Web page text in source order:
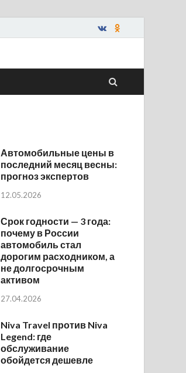
Автомобильные цены в
последний месяц весны:
прогноз экспертов
12.05.2026
Срок годности — 3 года:
почему в России
автомобиль стал
дорогим расходником, а
не долгосрочным
активом
27.04.2026
Niva Travel против Niva
Legend: где
обслуживание
обойдется дешевле